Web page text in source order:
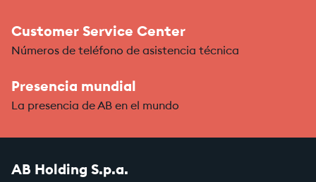
Customer Service Center
Números de teléfono de asistencia técnica
Presencia mundial
La presencia de AB en el mundo
AB Holding S.p.a.